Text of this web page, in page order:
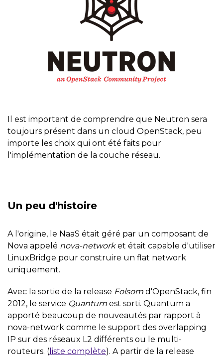
Il est important de comprendre que Neutron sera
toujours présent dans un cloud OpenStack, peu
importe les choix qui ont été faits pour
l'implémentation de la couche réseau.
Un peu d'histoire
A l'origine, le NaaS était géré par un composant de
Nova appelé nova-networket était capable d'utiliser
LinuxBridge pour construire un flat network
uniquement.
Avec la sortie de la release Folsom d'OpenStack, fin
2012, le service Quantum est sorti. Quantum a
apporté beaucoup de nouveautés par rapport à
nova-network comme le support des overlapping
IP sur des réseaux L2 différents ou le multi-
routeurs. ( liste complète). A partir de la release